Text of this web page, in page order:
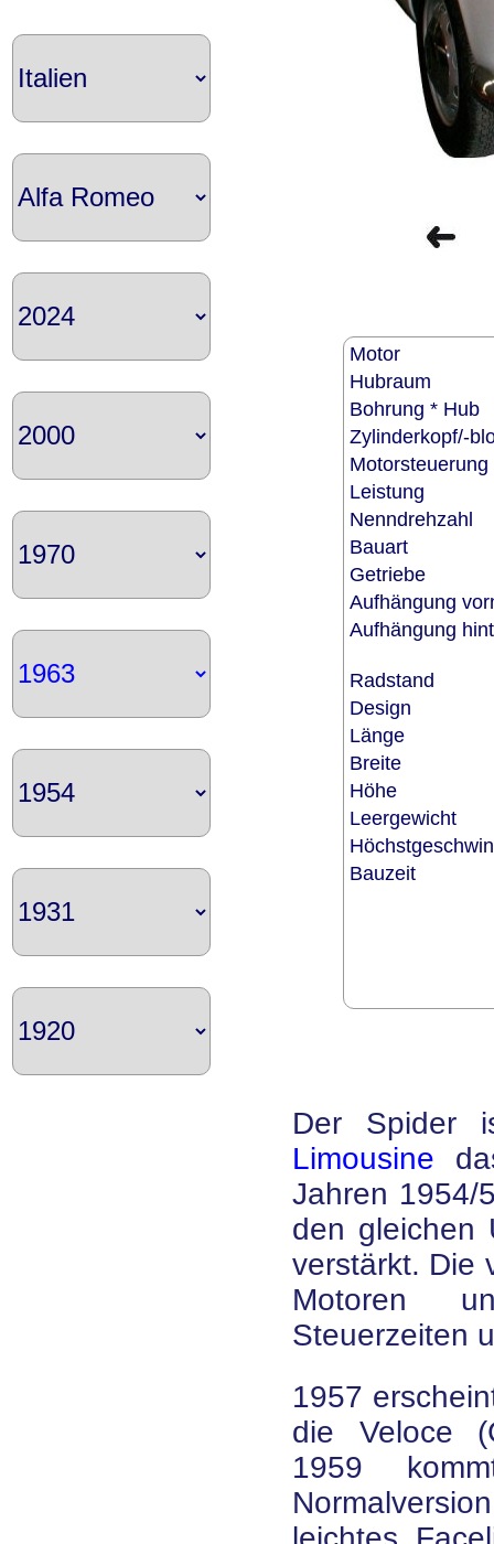
Motor
Hubraum
Bohrung * Hub
Zylinderkopf/-
Leistung
Nenndrehzahl
Bauart
Getriebe
Aufhängung
Aufhängung
Radstand
Design
Länge
Breite
Höhe
Leergewicht
Bauzeit
Der Spider
Limousine
Jahren 1954/
den gleichen
verstärkt. Die
Motoren
Steuerzeiten
1957
die Veloce
1959